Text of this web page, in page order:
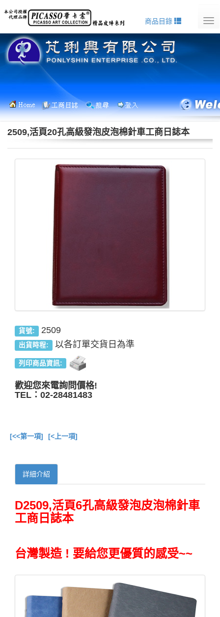
商品目錄
2509,活頁20孔高級發泡皮泡棉針車工商日誌本
貨號: 2509
出貨時程: 以各訂單交貨日為準
列印商品資訊:
歡迎您來電詢問價格!
TEL：02-28481483
[<<第一項] [<上一項]
詳細介紹
D2509,活頁6孔高級發泡皮泡棉針車
工商日誌本
台灣製造 ! 要給您更優質的感受~~